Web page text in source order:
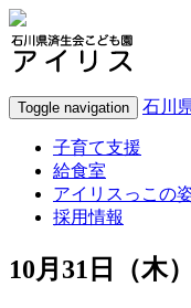
Toggle navigation 石川
子育て支援
給食室
アイリスっこの
採用情報
10月31日（木